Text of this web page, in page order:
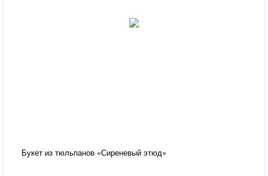
Букет из тюльпанов «Сиреневый этюд»